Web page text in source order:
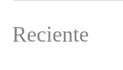
Reciente